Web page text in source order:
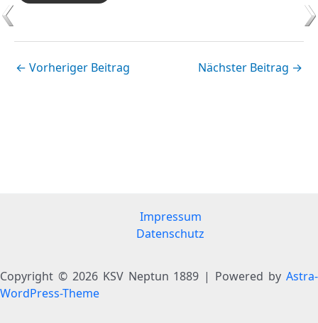
← Vorheriger Beitrag Nächster Beitrag →
Impressum
Datenschutz
Copyright © 2026 KSV Neptun 1889 | Powered by Astra-
WordPress-Theme